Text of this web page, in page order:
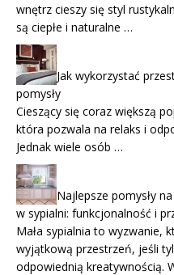
wnętrz cieszy się styl
są ciepłe i naturalne …
Jak wykorzystać
pomysły
Cieszący się coraz większą
która pozwala na relaks i
Jednak wiele osób …
Najlepsze pomysły
w sypialni: funkcjonalność i
Mała sypialnia to wyzwanie,
wyjątkową przestrzeń, jeśli
odpowiednią kreatywnością.